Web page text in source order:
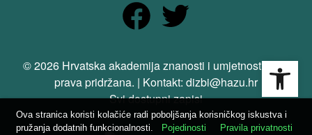
© 2026 Hrvatska akademija znanosti i umjetnosti. Sva
prava pridržana. | Kontakt: dizbi@hazu.hr
Svi dostupni zapisi
Ova stranica koristi kolačiće radi poboljšanja korisničkog iskustva i
pružanja dodatnih funkcionalnosti.
Pojedinosti Pravila privatnosti